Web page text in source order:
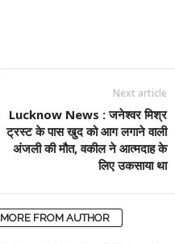
Next article
Lucknow News : जनेश्वर मिश्र
ट्रस्ट के पास खुद को आग लगाने वाली
अंजली की मौत, वकील ने आत्मदाह के
लिए उकसाया था
MORE FROM AUTHOR